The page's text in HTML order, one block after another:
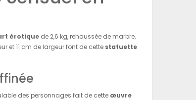
érotiquede 2,6 kg, rehaussée de marbre,
et 11 cm de largeur font de cette statuette
des personnages fait de cette œuvre